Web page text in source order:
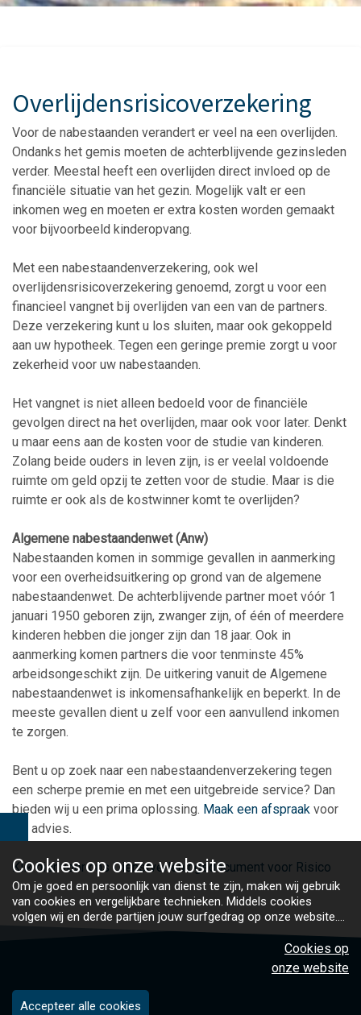
Overlijdensrisicoverzekering
Voor de nabestaanden verandert er veel na een overlijden.
Ondanks het gemis moeten de achterblijvende gezinsleden
verder. Meestal heeft een overlijden direct invloed op de
financiële situatie van het gezin. Mogelijk valt er een
inkomen weg en moeten er extra kosten worden gemaakt
voor bijvoorbeeld kinderopvang.
Met een nabestaandenverzekering, ook wel
overlijdensrisicoverzekering genoemd, zorgt u voor een
financieel vangnet bij overlijden van een van de partners.
Deze verzekering kunt u los sluiten, maar ook gekoppeld
aan uw hypotheek. Tegen een geringe premie zorgt u voor
zekerheid voor uw nabestaanden.
Het vangnet is niet alleen bedoeld voor de financiële
gevolgen direct na het overlijden, maar ook voor later. Denkt
u maar eens aan de kosten voor de studie van kinderen.
Zolang beide ouders in leven zijn, is er veelal voldoende
ruimte om geld opzij te zetten voor de studie. Maar is die
ruimte er ook als de kostwinner komt te overlijden?
Algemene nabestaandenwet (Anw)
Nabestaanden komen in sommige gevallen in aanmerking
voor een overheidsuitkering op grond van de algemene
nabestaandenwet. De achterblijvende partner moet vóór 1
januari 1950 geboren zijn, zwanger zijn, of één of meerdere
kinderen hebben die jonger zijn dan 18 jaar. Ook in
aanmerking komen partners die voor tenminste 45%
arbeidsongeschikt zijn. De uitkering vanuit de Algemene
nabestaandenwet is inkomensafhankelijk en beperkt. In de
meeste gevallen dient u zelf voor een aanvullend inkomen
te zorgen.
Bent u op zoek naar een nabestaandenverzekering tegen
een scherpe premie en met een uitgebreide service? Dan
bieden wij u een prima oplossing. Maak een afspraak voor
uw advies.
Klik hier voor ons Dienstverleningsdocument voor Risico
Cookies oponze website
Om je goed en persoonlijk van dienst te zijn, maken wij gebruik
van cookies en vergelijkbare technieken. Middels cookies
volgen wij en derde partijen jouw surfgedrag op onze website.
Hiermee tonen wij gepersonaliseerde advertenties en dit maakt
het voor jou mogelijk om informatie te delen via social media.
Cookies op
onze website
Accepteer alle cookies